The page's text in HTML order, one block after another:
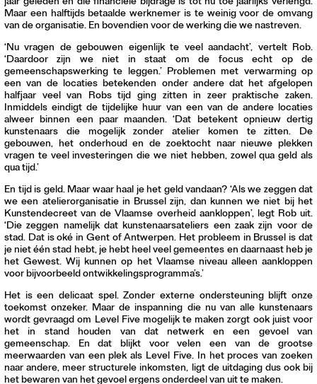
Maar een halftijds betaalde werknemer is te weinig voor de omvang
van de organisatie. En bovendien voor de werking die we nastreven.
‘Nu vragen de gebouwen eigenlijk te veel aandacht’, vertelt Rob.
‘Daardoor zijn we niet in staat om de focus echt op de
gemeenschapswerking te leggen.’ Problemen met verwarming op
een van de locaties betekenden onder andere dat het afgelopen
halfjaar veel van Robs tijd ging zitten in zeer praktische zaken.
Inmiddels eindigt de tijdelijke huur van een van de andere locaties
alweer binnen een paar maanden. ‘Dat betekent opnieuw dertig
kunstenaars die mogelijk zonder atelier komen te zitten. De
gebouwen, het onderhoud en de zoektocht naar nieuwe plekken
vragen te veel investeringen die we niet hebben, zowel qua geld als
qua tijd.’
En tijd is geld. Maar waar haal je het geld vandaan? ‘Als we zeggen dat
we een atelierorganisatie in Brussel zijn, dan kunnen we niet bij het
Kunstendecreet van de Vlaamse overheid aankloppen’, legt Rob uit.
‘Die zeggen namelijk dat kunstenaarsateliers een zaak zijn voor de
stad. Dat is oké in Gent of Antwerpen. Het probleem in Brussel is dat
je niet één stad hebt, je hebt heel veel gemeentes en daarnaast heb je
het Gewest. Wij kunnen op het Vlaamse niveau alleen aankloppen
voor bijvoorbeeld ontwikkelingsprogramma’s.’
Het is een delicaat spel. Zonder externe ondersteuning blijft onze
toekomst onzeker. Maar de inspanning die nu van alle kunstenaars
wordt gevraagd om Level Five mogelijk te maken zorgt ook juist voor
het in stand houden van dat netwerk en een gevoel van
gemeenschap. En dat blijkt voor velen een van de grootse
meerwaarden van een plek als Level Five. In het proces van zoeken
naar andere, meer structurele inkomsten, ligt de uitdaging dus ook bij
het bewaren van het gevoel ergens onderdeel van uit te maken.